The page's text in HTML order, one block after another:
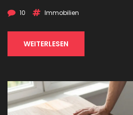
10 Immobilien
WEITERLESEN